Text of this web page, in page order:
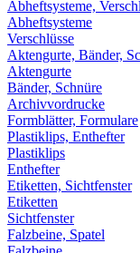
Abheftsysteme,
Abheftsysteme
Verschlüsse
Aktengurte, Bänder,
Aktengurte
Bänder, Schnüre
Archivvordrucke
Formblätter, Formulare
Plastiklips, Enthefter
Plastiklips
Enthefter
Etiketten, Sichtfenster
Etiketten
Sichtfenster
Falzbeine, Spatel